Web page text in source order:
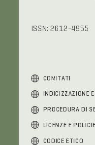
ISSN: 2612-4955
COMITATI
INDICIZZAZIONE
PROCEDURA DI
LICENZE E
CODICE ETICO